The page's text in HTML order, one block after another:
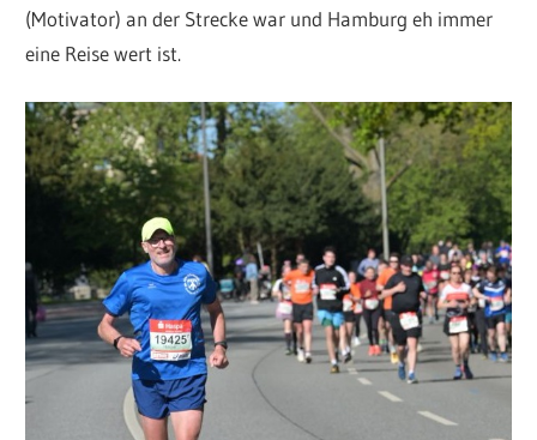
(Motivator) an der Strecke war und Hamburg eh immer
eine Reise wert ist.